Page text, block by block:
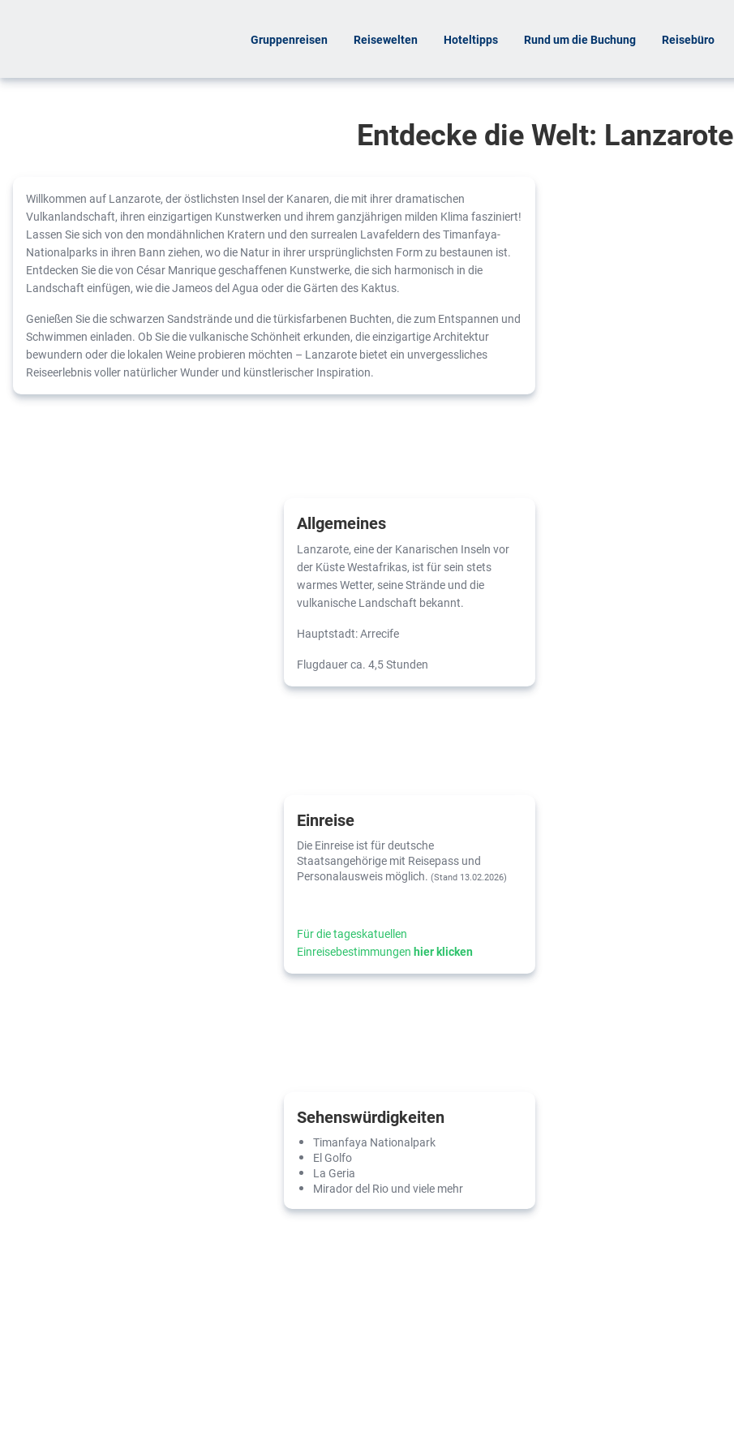
Gruppenreisen Reisewelten Hoteltipps Rund um die Buchung Reisebüro
Entdecke die Welt: Lanzarote
Willkommen auf Lanzarote, der östlichsten Insel der Kanaren, die mit ihrer dramatischen
Vulkanlandschaft, ihren einzigartigen Kunstwerken und ihrem ganzjährigen milden Klima fasziniert!
Lassen Sie sich von den mondähnlichen Kratern und den surrealen Lavafeldern des Timanfaya-
Nationalparks in ihren Bann ziehen, wo die Natur in ihrer ursprünglichsten Form zu bestaunen ist.
Entdecken Sie die von César Manrique geschaffenen Kunstwerke, die sich harmonisch in die
Landschaft einfügen, wie die Jameos del Agua oder die Gärten des Kaktus.
Genießen Sie die schwarzen Sandstrände und die türkisfarbenen Buchten, die zum Entspannen und
Schwimmen einladen. Ob Sie die vulkanische Schönheit erkunden, die einzigartige Architektur
bewundern oder die lokalen Weine probieren möchten – Lanzarote bietet ein unvergessliches
Reiseerlebnis voller natürlicher Wunder und künstlerischer Inspiration.
Allgemeines
Lanzarote, eine der Kanarischen Inseln vor
der Küste Westafrikas, ist für sein stets
warmes Wetter, seine Strände und die
vulkanische Landschaft bekannt.
Hauptstadt: Arrecife
Flugdauer ca. 4,5 Stunden
Einreise
Die Einreise ist für deutsche
Staatsangehörige mit Reisepass und
Personalausweis möglich. (Stand 13.02.2026)
Für die tageskatuellen
Einreisebestimmungen hier klicken
Sehenswürdigkeiten
Timanfaya Nationalpark
El Golfo
La Geria
Mirador del Rio und viele mehr